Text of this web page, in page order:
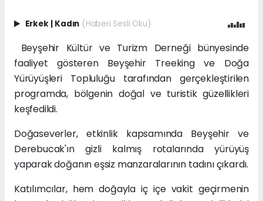
Erkek | Kadın (Haberi Sesli Oku)
Beyşehir Kültür ve Turizm Derneği bünyesinde
faaliyet gösteren Beyşehir Treeking ve Doğa
Yürüyüşleri Topluluğu tarafından gerçekleştirilen
programda, bölgenin doğal ve turistik güzellikleri
keşfedildi.
Doğaseverler, etkinlik kapsamında Beyşehir ve
Derebucak'ın gizli kalmış rotalarında yürüyüş
yaparak doğanın eşsiz manzaralarının tadını çıkardı.
Katılımcılar, hem doğayla iç içe vakit geçirmenin